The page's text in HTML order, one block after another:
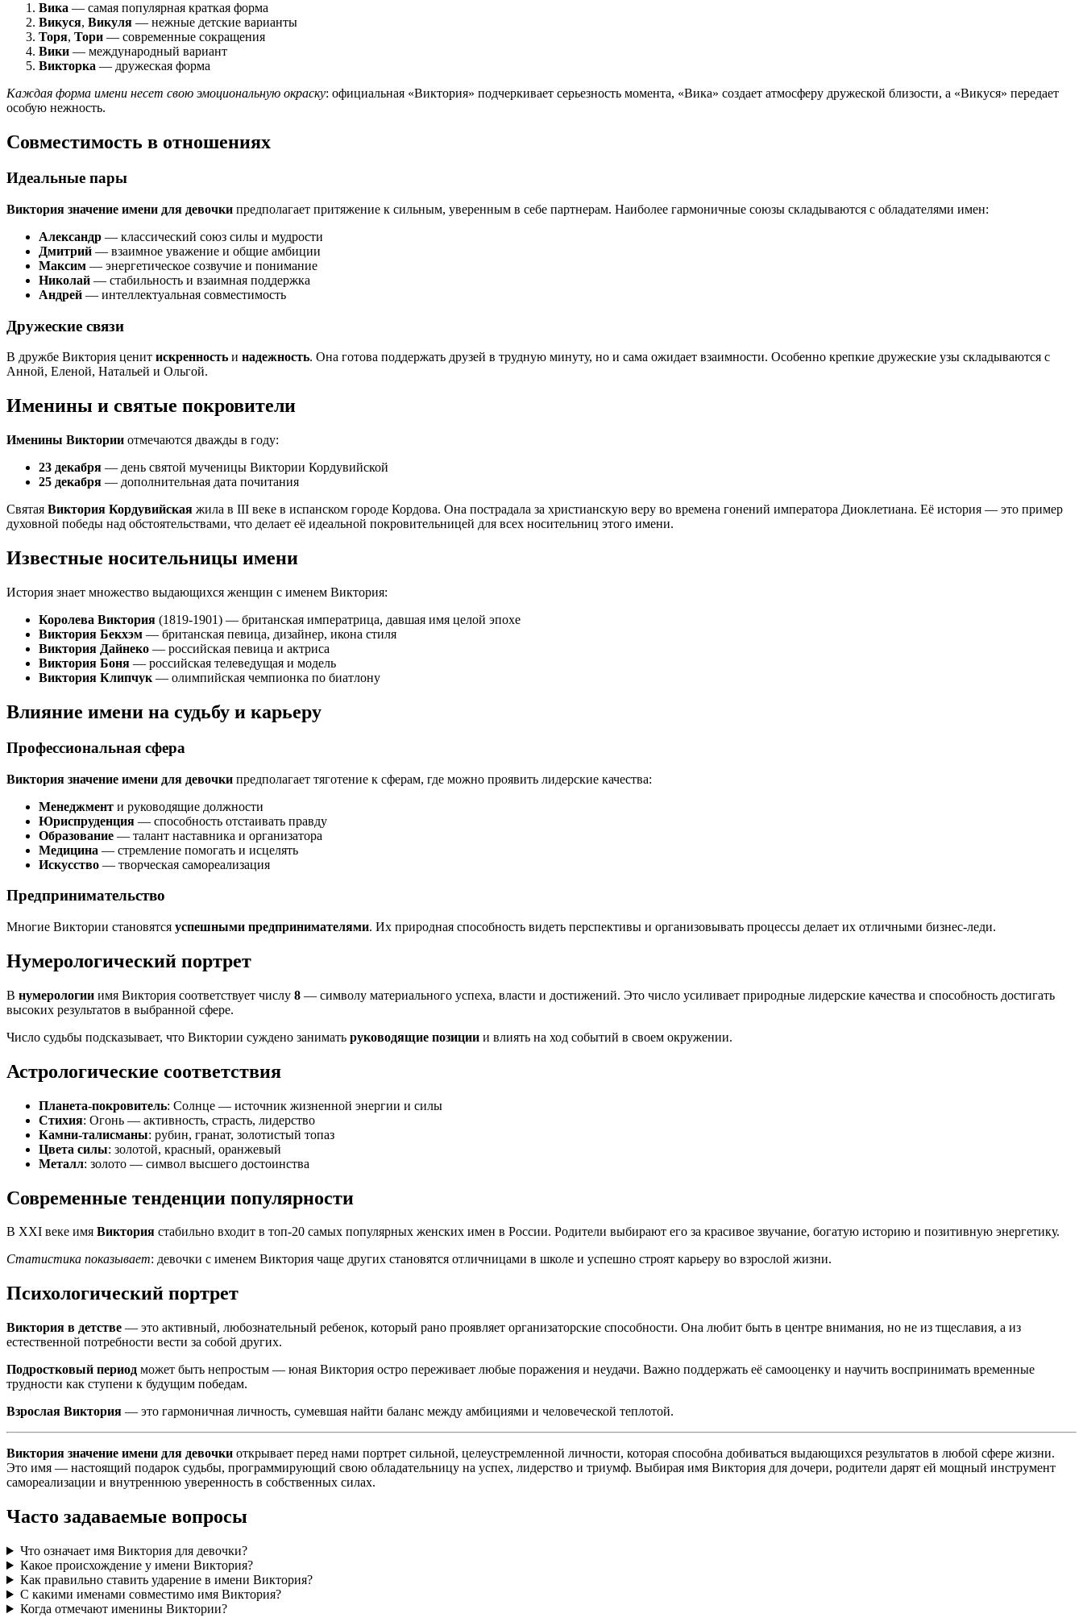
Вика — самая популярная краткая форма
Викуся, Викуля — нежные детские варианты
Торя, Тори — современные сокращения
Вики — международный вариант
Викторка — дружеская форма
Каждая форма имени несет свою эмоциональную окраску: официальная «Виктория» подчеркивает серьезность момента, «Вика» создает атмосферу дружеской близости, а «Викуся» передает
особую нежность.
Совместимость в отношениях
Идеальные пары
Виктория значение имени для девочки предполагает притяжение к сильным, уверенным в себе партнерам. Наиболее гармоничные союзы складываются с обладателями имен:
Александр — классический союз силы и мудрости
Дмитрий — взаимное уважение и общие амбиции
Максим — энергетическое созвучие и понимание
Николай — стабильность и взаимная поддержка
Андрей — интеллектуальная совместимость
Дружеские связи
В дружбе Виктория ценит искренность и надежность. Она готова поддержать друзей в трудную минуту, но и сама ожидает взаимности. Особенно крепкие дружеские узы складываются с
Анной, Еленой, Натальей и Ольгой.
Именины и святые покровители
Именины Виктории отмечаются дважды в году:
23 декабря — день святой мученицы Виктории Кордувийской
25 декабря — дополнительная дата почитания
Святая Виктория Кордувийская жила в III веке в испанском городе Кордова. Она пострадала за христианскую веру во времена гонений императора Диоклетиана. Её история — это пример
духовной победы над обстоятельствами, что делает её идеальной покровительницей для всех носительниц этого имени.
Известные носительницы имени
История знает множество выдающихся женщин с именем Виктория:
Королева Виктория (1819-1901) — британская императрица, давшая имя целой эпохе
Виктория Бекхэм — британская певица, дизайнер, икона стиля
Виктория Дайнеко — российская певица и актриса
Виктория Боня — российская телеведущая и модель
Виктория Клипчук — олимпийская чемпионка по биатлону
Влияние имени на судьбу и карьеру
Профессиональная сфера
Виктория значение имени для девочки предполагает тяготение к сферам, где можно проявить лидерские качества:
Менеджмент и руководящие должности
Юриспруденция — способность отстаивать правду
Образование — талант наставника и организатора
Медицина — стремление помогать и исцелять
Искусство — творческая самореализация
Предпринимательство
Многие Виктории становятся успешными предпринимателями. Их природная способность видеть перспективы и организовывать процессы делает их отличными бизнес-леди.
Нумерологический портрет
В нумерологии имя Виктория соответствует числу 8 — символу материального успеха, власти и достижений. Это число усиливает природные лидерские качества и способность достигать
высоких результатов в выбранной сфере.
Число судьбы подсказывает, что Виктории суждено занимать руководящие позиции и влиять на ход событий в своем окружении.
Астрологические соответствия
Планета-покровитель: Солнце — источник жизненной энергии и силы
Стихия: Огонь — активность, страсть, лидерство
Камни-талисманы: рубин, гранат, золотистый топаз
Цвета силы: золотой, красный, оранжевый
Металл: золото — символ высшего достоинства
Современные тенденции популярности
В XXI веке имя Виктория стабильно входит в топ-20 самых популярных женских имен в России. Родители выбирают его за красивое звучание, богатую историю и позитивную энергетику.
Статистика показывает: девочки с именем Виктория чаще других становятся отличницами в школе и успешно строят карьеру во взрослой жизни.
Психологический портрет
Виктория в детстве — это активный, любознательный ребенок, который рано проявляет организаторские способности. Она любит быть в центре внимания, но не из тщеславия, а из
естественной потребности вести за собой других.
Подростковый период может быть непростым — юная Виктория остро переживает любые поражения и неудачи. Важно поддержать её самооценку и научить воспринимать временные
трудности как ступени к будущим победам.
Взрослая Виктория — это гармоничная личность, сумевшая найти баланс между амбициями и человеческой теплотой.
Виктория значение имени для девочки открывает перед нами портрет сильной, целеустремленной личности, которая способна добиваться выдающихся результатов в любой сфере жизни.
Это имя — настоящий подарок судьбы, программирующий свою обладательницу на успех, лидерство и триумф. Выбирая имя Виктория для дочери, родители дарят ей мощный инструмент
самореализации и внутреннюю уверенность в собственных силах.
Часто задаваемые вопросы
Что означает имя Виктория для девочки?
Какое происхождение у имени Виктория?
Как правильно ставить ударение в имени Виктория?
С какими именами совместимо имя Виктория?
Когда отмечают именины Виктории?